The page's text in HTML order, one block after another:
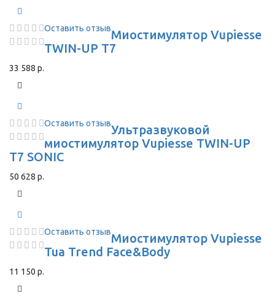
Оставить отзывМиостимулятор Vupiesse
TWIN-UP T7
33 588 р.
Оставить отзывУльтразвуковой
миостимулятор Vupiesse TWIN-UP
T7 SONIC
50 628 р.
Оставить отзывМиостимулятор Vupiesse
Tua Trend Face&Body
11 150 р.